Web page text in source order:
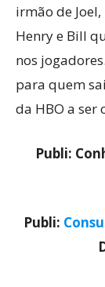
irmão de
Henry e Bill
nos
para quem
da HBO a ser
Publi:
Publi: